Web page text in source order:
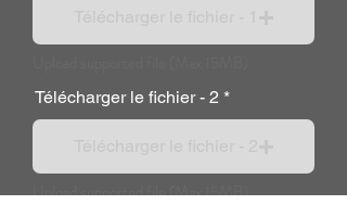
Télécharger le fichier - 2
Upload supported file (Max 15MB)